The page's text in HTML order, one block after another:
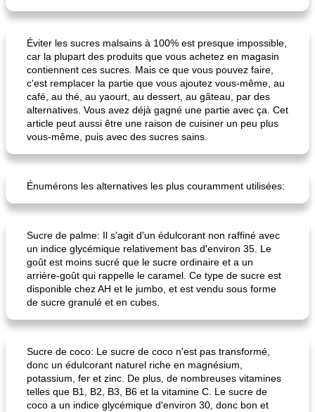
Éviter les sucres malsains à 100% est presque impossible,
car la plupart des produits que vous achetez en magasin
contiennent ces sucres. Mais ce que vous pouvez faire,
c'est remplacer la partie que vous ajoutez vous-même, au
café, au thé, au yaourt, au dessert, au gâteau, par des
alternatives. Vous avez déjà gagné une partie avec ça. Cet
article peut aussi être une raison de cuisiner un peu plus
vous-même, puis avec des sucres sains.
Énumérons les alternatives les plus couramment utilisées:
Sucre de palme: Il s'agit d'un édulcorant non raffiné avec
un indice glycémique relativement bas d'environ 35. Le
goût est moins sucré que le sucre ordinaire et a un
arrière-goût qui rappelle le caramel. Ce type de sucre est
disponible chez AH et le jumbo, et est vendu sous forme
de sucre granulé et en cubes.
Sucre de coco: Le sucre de coco n'est pas transformé,
donc un édulcorant naturel riche en magnésium,
potassium, fer et zinc. De plus, de nombreuses vitamines
telles que B1, B2, B3, B6 et la vitamine C. Le sucre de
coco a un indice glycémique d'environ 30, donc bon et